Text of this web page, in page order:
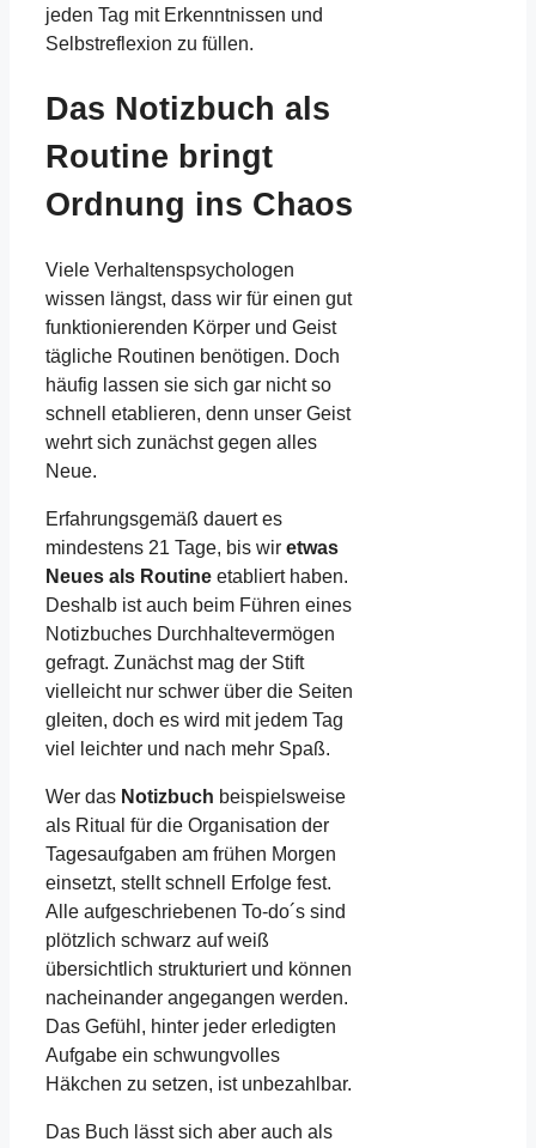
jeden Tag mit Erkenntnissen und
Selbstreflexion zu füllen.
Das Notizbuch als
Routine bringt
Ordnung ins Chaos
Viele Verhaltenspsychologen
wissen längst, dass wir für einen gut
funktionierenden Körper und Geist
tägliche Routinen benötigen. Doch
häufig lassen sie sich gar nicht so
schnell etablieren, denn unser Geist
wehrt sich zunächst gegen alles
Neue.
Erfahrungsgemäß dauert es
mindestens 21 Tage, bis wir etwas
Neues als Routine etabliert haben.
Deshalb ist auch beim Führen eines
Notizbuches Durchhaltevermögen
gefragt. Zunächst mag der Stift
vielleicht nur schwer über die Seiten
gleiten, doch es wird mit jedem Tag
viel leichter und nach mehr Spaß.
Wer das Notizbuch beispielsweise
als Ritual für die Organisation der
Tagesaufgaben am frühen Morgen
einsetzt, stellt schnell Erfolge fest.
Alle aufgeschriebenen To-do´s sind
plötzlich schwarz auf weiß
übersichtlich strukturiert und können
nacheinander angegangen werden.
Das Gefühl, hinter jeder erledigten
Aufgabe ein schwungvolles
Häkchen zu setzen, ist unbezahlbar.
Das Buch lässt sich aber auch als